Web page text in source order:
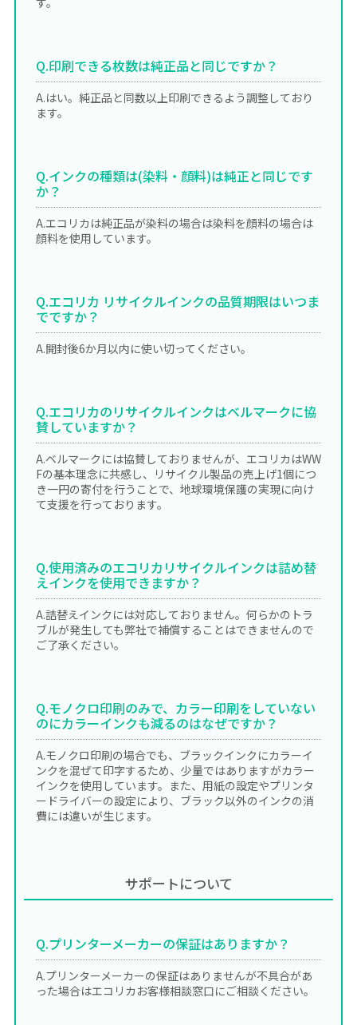
Q.印刷できる枚数は純正品と同じですか？
A.はい。純正品と同数以上印刷できるよう調整しており
ます。
Q.インクの種類は(染料・顔料)は純正と同じです
か？
A.エコリカは純正品が染料の場合は染料を顔料の場合は
顔料を使用しています。
Q.エコリカ リサイクルインクの品質期限はいつま
でですか？
A.開封後6か月以内に使い切ってください。
Q.エコリカのリサイクルインクはベルマークに協
賛していますか？
A.ベルマークには協賛しておりませんが、エコリカはWW
Fの基本理念に共感し、リサイクル製品の売上げ1個につ
き一円の寄付を行うことで、地球環境保護の実現に向け
て支援を行っております。
Q.使用済みのエコリカリサイクルインクは詰め替
えインクを使用できますか？
A.詰替えインクには対応しておりません。何らかのトラ
ブルが発生しても弊社で補償することはできませんので
ご了承ください。
Q.モノクロ印刷のみで、カラー印刷をしていない
のにカラーインクも減るのはなぜですか？
A.モノクロ印刷の場合でも、ブラックインクにカラーイ
ンクを混ぜて印字するため、少量ではありますがカラー
インクを使用しています。また、用紙の設定やプリンタ
ードライバーの設定により、ブラック以外のインクの消
費には違いが生じます。
サポートについて
Q.プリンターメーカーの保証はありますか？
A.プリンターメーカーの保証はありませんが不具合があ
った場合はエコリカお客様相談窓口にご相談ください。